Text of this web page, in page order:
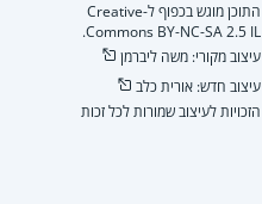
התוכן מוגש בכפוף ל-Creative
Commons BY-NC-SA 2.5 IL.
עיצוב מקורי: משה ליברמן
עיצוב חדש: אורית כלב
הזכויות לעיצוב שמורות לכל זכות